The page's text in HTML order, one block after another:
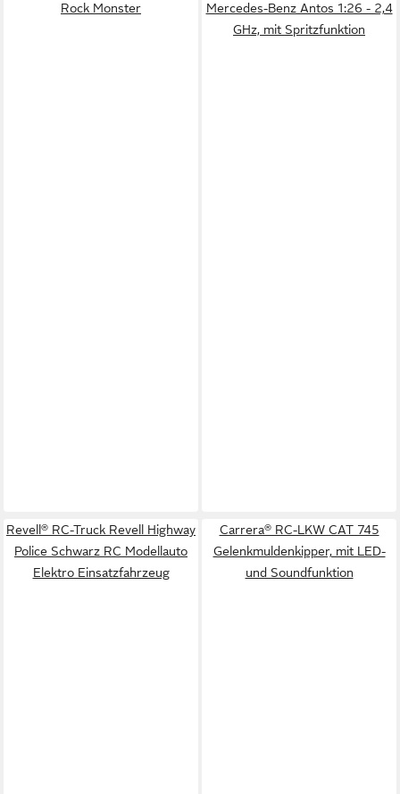
Rock Monster
Mercedes-Benz Antos 1:26 - 2,4
GHz, mit Spritzfunktion
Revell® RC-Truck Revell Highway
Police Schwarz RC Modellauto
Elektro Einsatzfahrzeug
Carrera® RC-LKW CAT 745
Gelenkmuldenkipper, mit LED-
und Soundfunktion